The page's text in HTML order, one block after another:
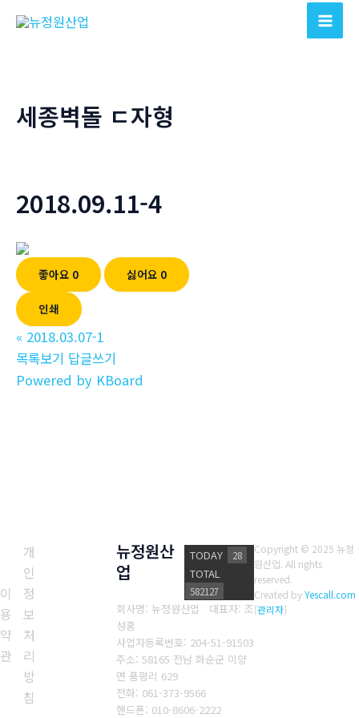
Main
세종벽돌 ㄷ자형
2018.09.11-4
좋아요 0 싫어요 0
인쇄
« 2018.03.07-1
목록보기 답글쓰기
Powered by KBoard
이
용
약
관
개
인
정
보
처
리
방
침
뉴정원산
업
TODAY 28
TOTAL
582127
회사명: 뉴정원산업 대표자: 조
성홍
사업자등록번호: 204-51-91503
주소: 58165 전남 화순군 이양
면 품평리 629
전화: 061-373-9566
핸드폰: 010-8606-2222
Copyright © 2025 뉴정
원산업. All rights
reserved.
Created byYescall.com
[관리자]